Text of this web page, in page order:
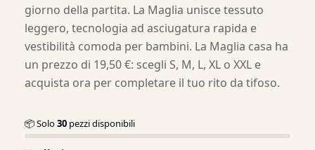
giorno della partita. La Maglia unisce tessuto
leggero, tecnologia ad asciugatura rapida e
vestibilità comoda per bambini. La Maglia casa ha
un prezzo di 19,50 €: scegli S, M, L, XL o XXL e
acquista ora per completare il tuo rito da tifoso.
📦 Solo30 pezzi disponibili